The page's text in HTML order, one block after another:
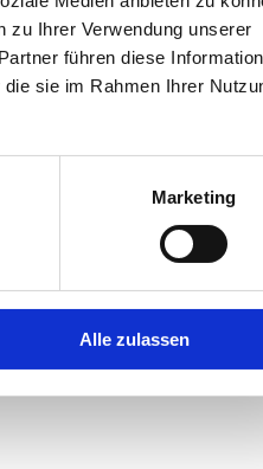
zu Ihrer Verwendung unserer
führen diese
sie im Rahmen Ihrer
Marketing
Alle zulassen
Mitarbeitern hocheffiziente
den Technikern die
gängigsten CAD
Übungsprojekten,
im
how mit dem Wissen rund
Mitarbeiter, sondern auch
Ausarbeitung
Arbeitsplätze,
gefächertes Portfolio für